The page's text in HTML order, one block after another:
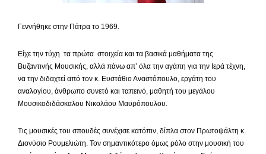
Γεννήθηκε στην Πάτρα το 1969.
Είχε την τύχη τα πρώτα στοιχεία και τα βασικά μαθήματα της
Βυζαντινής Μουσικής, αλλά πάνω απ’ όλα την αγάπη για την Ιερά τέχνη,
να την διδαχτεί από τον κ. Ευστάθιο Αναστόπουλο, εργάτη του
αναλογίου, άνθρωπο συνετό και ταπεινό, μαθητή του μεγάλου
Μουσικοδιδάσκαλου Νικολάου Μαυρόπουλου.
Τις μουσικές του σπουδές συνέχισε κατόπιν, δίπλα στον Πρωτοψάλτη κ.
Διονύσιο Ρουμελιώτη. Τον σημαντικότερο όμως ρόλο στην μουσική του